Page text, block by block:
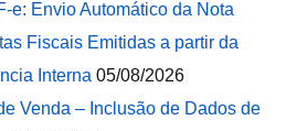
e: Envio Automático da Nota
Fiscais Emitidas a partir da
Interna 05/08/2026
Venda – Inclusão de Dados de